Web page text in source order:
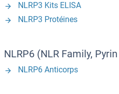
NLRP3 Kits ELISA
NLRP3 Protéines
NLRP6 (NLR Family,
NLRP6 Anticorps